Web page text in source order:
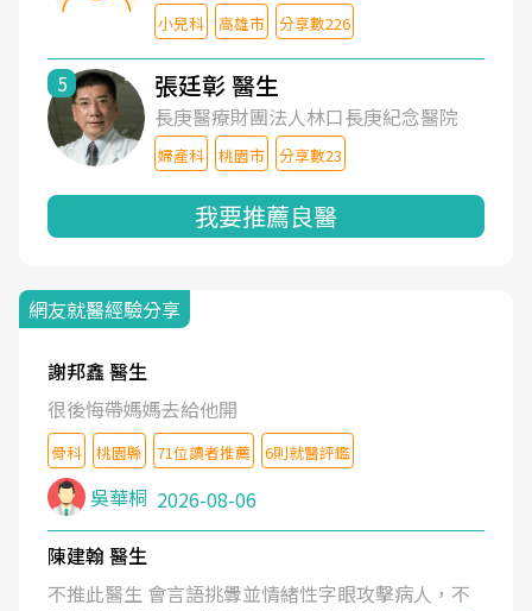
小兒科 高雄市 分享數226
5 張廷彰 醫生
長庚醫療財團法人林口長庚紀念醫院
婦產科 桃園市 分享數23
我要推薦良醫
網友就醫經驗分享
謝邦鑫 醫生
很後悔帶媽媽去給他開
骨科 桃園縣 71位讀者推薦 6則就醫評鑑
吳華桐 2026-08-06
陳建翰 醫生
不推此醫生 會言語挑釁並情緒性字眼攻擊病人，不